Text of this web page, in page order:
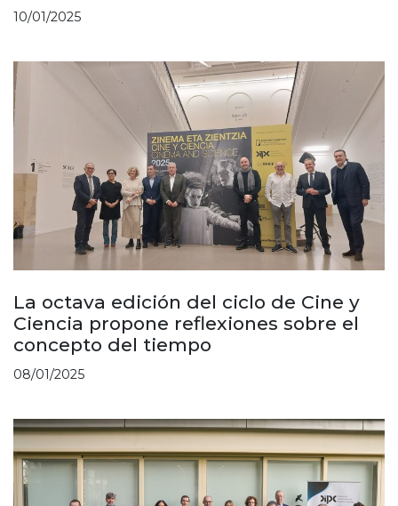
10/01/2025
La octava edición del ciclo de Cine y
Ciencia propone reflexiones sobre el
concepto del tiempo
08/01/2025